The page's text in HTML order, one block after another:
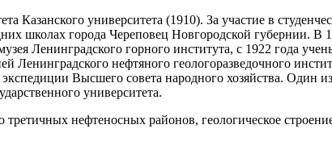
Казанского университета (1910). За участие в
школах города Череповец Новгородской губернии. В
Ленинградского горного института, с 1922 года
Ленинградского нефтяного геологоразведочного
Высшего совета народного хозяйства. Один
университета.
третичных нефтеносных районов, геологическое